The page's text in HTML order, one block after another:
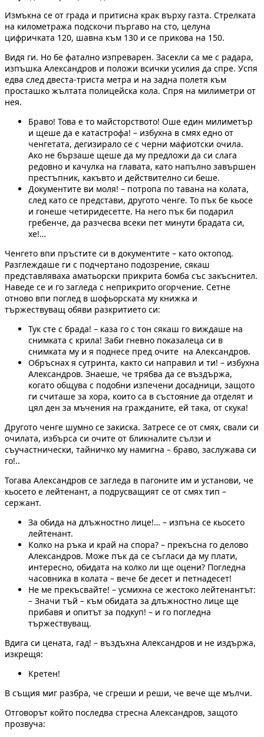
Измъкна се от града и притисна крак върху газта. Стрелката
на километража подскочи пъргаво на сто, целуна
цифричката 120, шавна към 130 и се прикова на 150.
Видя ги. Но бе фатално изпреварен. Засекли са ме с радара,
изпъшка Александров и положи всички усилия да спре. Успя
едва след двеста-триста метра и на задна полетя към
просташко жълтата полицейска кола. Спря на милиметри от
нея.
Браво! Това е то майсторството! Оше един милиметър
и щеше да е катастрофа! – избухна в смях едно от
ченгетата, дегизирало се с черни мафиотски очила.
Ако не бързаше щеше да му предложи да си слага
редовно и качулка на главата, като напълно завършен
престъпник, какъвто и действително си беше.
Документите ви моля! – потропа по тавана на колата,
след като се представи, другото ченге. То пък бе кьосе
и гонеше четиридесетте. На него пък би подарил
гребенче, да разчесва всеки пет минути брадата си,
хе!…
Ченгето впи пръстите си в документите – като октопод.
Разглеждаше ги с подчертано подозрение, сякаш
представляваха аматьорски прикрита бомба със закъснител.
Наведе се и го загледа с неприкрито огорчение. Сетне
отново впи поглед в шофьорската му книжка и
тържествуващ обяви разкритието си:
Тук сте с брада! – каза го с тон сякаш го виждаше на
снимката с крила! Заби гневно показалеца си в
снимката му и я поднесе пред очите на Александров.
Обръснах я сутринта, както си направил и ти! – избухна
Александров. Знаеше, че трябва да се въздържа,
когато общува с подобни изпечени досадници, защото
ги считаше за хора, които са в състояние да отделят и
цял ден за мъчения на гражданите, ей така, от скука!
Другото ченге шумно се закиска. Затресе се от смях, свали си
очилата, избърса си очите от бликналите сълзи и
съучастнически, тайничко му намигна – браво, заслужава си
го!..
Тогава Александров се загледа в пагоните им и установи, че
кьосето е лейтенант, а подрусващият се от смях тип –
сержант.
За обида на длъжностно лице!… – изпъна се кьосето
лейтенант.
Колко на ръка и край на спора? – прекъсна го делово
Александров. Може пък да се съгласи да му плати,
интересно, обидата на колко ли ще оцени? Погледна
часовника в колата – вече бе десет и петнадесет!
Не ме прекъсвайте! – усмихна се жестоко лейтенантът:
– Значи тъй – към обидата за длъжностно лице ще
прибавя и опитът за подкуп! – и го погледна
тържествуващ.
Вдига си цената, гад! – въздъхна Александров и не издържа,
изкрещя:
Кретен!
В същия миг разбра, че сгреши и реши, че вече ще мълчи.
Отговорът който последва стресна Александров, защото
прозвуча: